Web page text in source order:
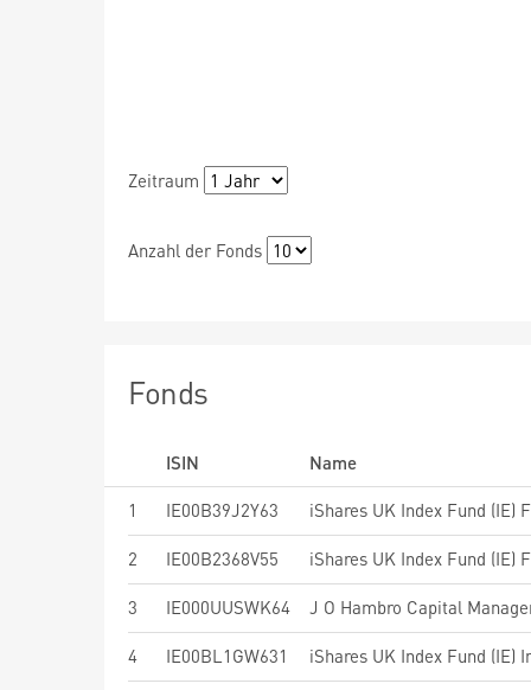
Zeitraum
Anzahl der Fonds
Fonds
ISIN
Name
1
IE00B39J2Y63 iShares UK Index Fund (IE)
2 IE00B2368V55 iShares UK Index Fund (IE)
3 IE000UUSWK64
4 IE00BL1GW631 iShares UK Index Fund (IE)